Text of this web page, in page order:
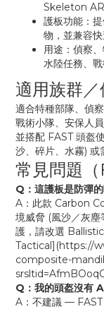
Skeleton
護板功能：
物，並兼容
用途：偵察
水陸任務、
適用族群
適合特種部隊、偵
戰術小隊、安保人
並搭配 FAST 頭盔
沙、碎片、水霧) 或
常見問題（
Q：這護板是防彈的
A：此款 Carbon
境威脅 (風沙／灰
護，請改選
Tactical](https://
composite-
Q：我的頭盔沒有
A：不建議 —